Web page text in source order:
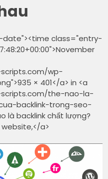
date"><time class="entry-
wp-
× 401</a> in <a
the-nao-la-
backlink-trong-seo-
là backlink chất lượng?
a>